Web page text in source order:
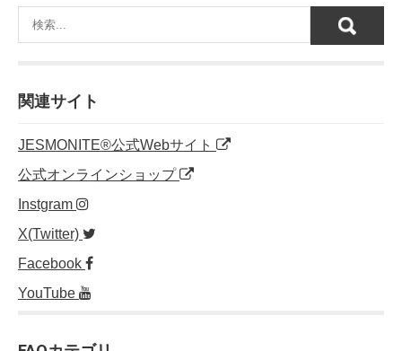
c
e
o
o
k
e
k
e
C
h
ail
関連サイト
JESMONITE®公式Webサイト
公式オンラインショップ
Instgram
X(Twitter)
Facebook
YouTube